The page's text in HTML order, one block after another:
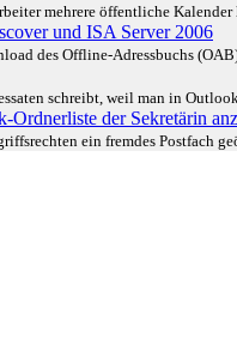
mehrere öffentliche
und ISA Server 2006
des Offline-Adressbuchs
schreibt, weil man in Outlook
der Sekretärin
ein fremdes Postfach